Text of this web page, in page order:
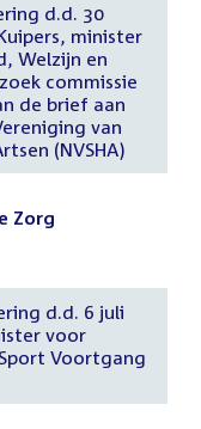
d.d. 30
minister
Welzijn en
commissie
de brief aan
van
(NVSHA)
Zorg
d.d. 6 juli
voor
Voortgang